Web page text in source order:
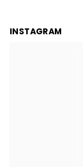
INSTAGRAM